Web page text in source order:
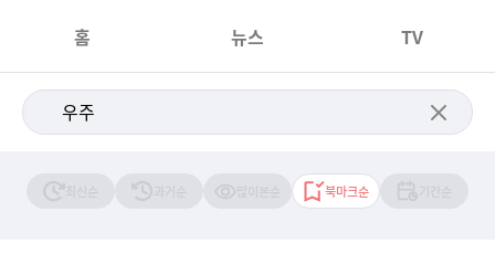
홈 뉴스 TV
북마크순